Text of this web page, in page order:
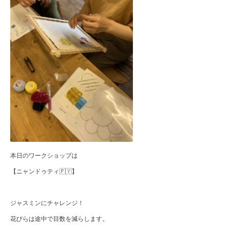
本日のワークショップは
【ニャンドゥティ🇵🇾】
ジャスミンにチャレンジ！
花びらは途中で目数を減らします。